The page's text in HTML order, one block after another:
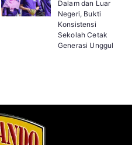
Dalam dan Luar
Negeri, Bukti
Konsistensi
Sekolah Cetak
Generasi Unggul